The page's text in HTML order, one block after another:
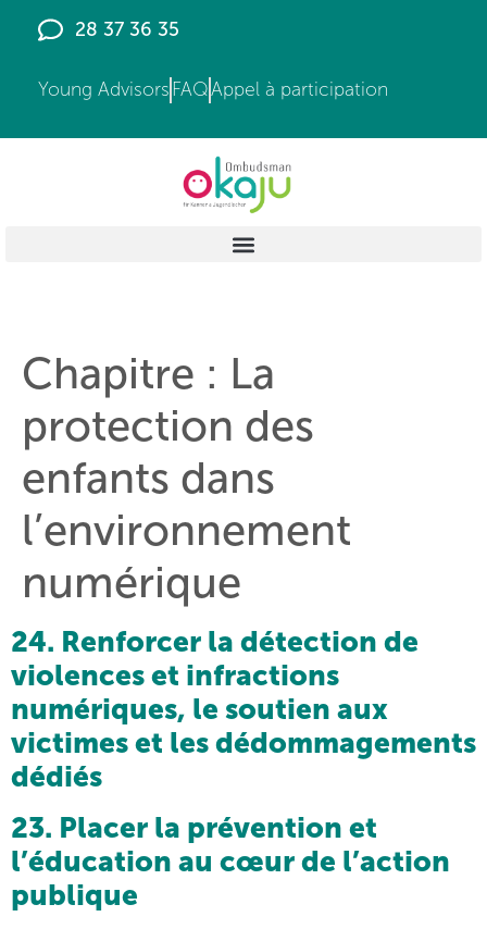
principal
28 37 36 35
Young Advisors FAQAppel à participation
Chapitre : La
protection des
enfants dans
l’environnement
numérique
24. Renforcer la détection de
violences et infractions
numériques, le soutien aux
victimes et les dédommagements
dédiés
23. Placer la prévention et
l’éducation au cœur de l’action
publique